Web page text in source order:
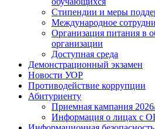
Стипендии и меры
Международное
Организация питания в
организации
Доступная среда
Демонстрационный экзамен
Новости УОР
Противодействие коррупции
Абитуриенту
Приемная кампания
Информация о лицах с